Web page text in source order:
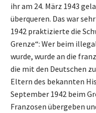
ihr am 24. März 1943
überqueren. Das war
1942 praktizierte die
Grenze“: Wer beim
wurde, wurde an die
die mit den Deutschen
Eltern des bekannten
September 1942 beim
Franzosen übergeben